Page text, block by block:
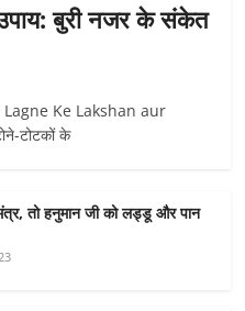
बुरी नजर के संकेत
Lagne Ke Lakshan aur
टोटकों के
तो हनुमान जी को लड्डू और पान